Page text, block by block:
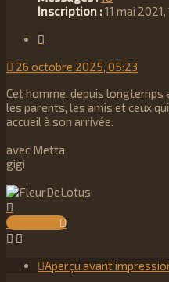
Inscription :11 mai 2021,
26 octobre 2025, 05:23
Cet homme, depuis longtemps
les parents, les amis et ceux
accueil à son arrivée.
avec Metta
gigi
Répondre
Aperçu avant